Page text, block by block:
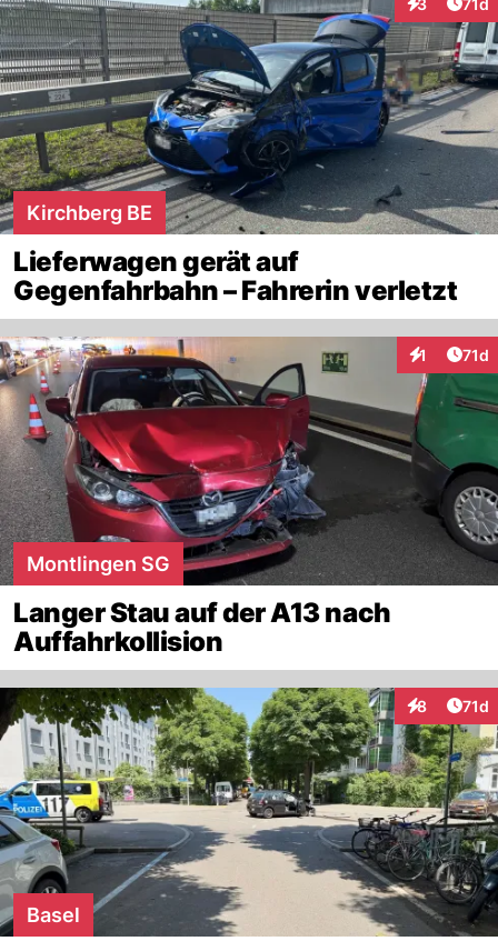
3 71d
Kirchberg BE
Lieferwagen gerät auf
Gegenfahrbahn – Fahrerin verletzt
1 71d
Montlingen SG
Langer Stau auf der A13 nach
Auffahrkollision
8 71d
Basel